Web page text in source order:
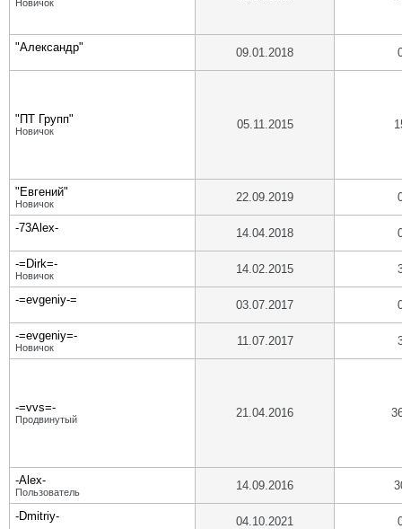
Новичок
"Александр" 09.01.2018
"ПТ Групп"
Новичок 05.11.2015
"Евгений"
Новичок 22.09.2019
-73Alex- 14.04.2018
-=Dirk=-
Новичок 14.02.2015
-=evgeniy-= 03.07.2017
-=evgeniy=-
Новичок 11.07.2017
-=vvs=-
Продвинутый 21.04.2016
-Alex-
Пользователь 14.09.2016
-Dmitriy- 04.10.2021